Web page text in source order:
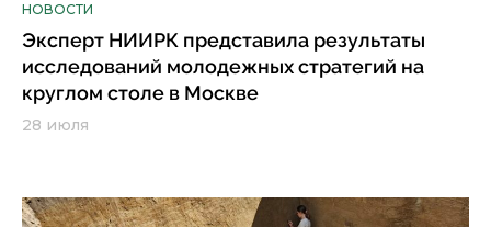
НОВОСТИ
Эксперт НИИРК представила результаты
исследований молодежных стратегий на
круглом столе в Москве
28 июля